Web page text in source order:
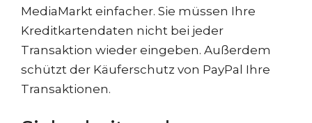
MediaMarkt einfacher. Sie müssen Ihre
Kreditkartendaten nicht bei jeder
Transaktion wieder eingeben. Außerdem
schützt der Käuferschutz von PayPal Ihre
Transaktionen.